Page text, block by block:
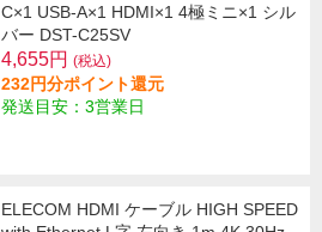
C×1 USB-A×1 HDMI×1 4極ミニ×1 シル
バー DST-C25SV
4,655円 (税込)
232円分ポイント還元
発送目安：3営業日
ELECOM HDMI ケーブル HIGH SPEED